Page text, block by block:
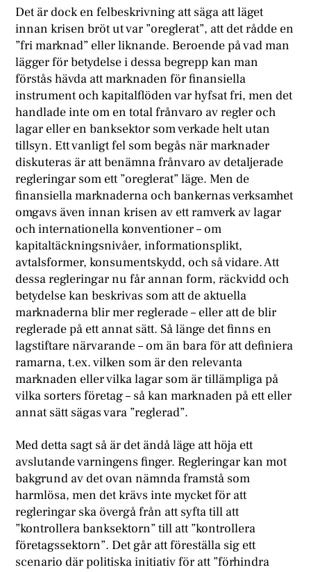
Det är dock en felbeskrivning att säga att läget
innan krisen bröt ut var ”oreglerat”, att det rådde en
”fri marknad” eller liknande. Beroende på vad man
lägger för betydelse i dessa begrepp kan man
förstås hävda att marknaden för finansiella
instrument och kapitalflöden var hyfsat fri, men det
handlade inte om en total frånvaro av regler och
lagar eller en banksektor som verkade helt utan
tillsyn. Ett vanligt fel som begås när marknader
diskuteras är att benämna frånvaro av detaljerade
regleringar som ett ”oreglerat” läge. Men de
finansiella marknaderna och bankernas verksamhet
omgavs även innan krisen av ett ramverk av lagar
och internationella konventioner – om
kapitaltäckningsnivåer, informationsplikt,
avtalsformer, konsumentskydd, och så vidare. Att
dessa regleringar nu får annan form, räckvidd och
betydelse kan beskrivas som att de aktuella
marknaderna blir mer reglerade – eller att de blir
reglerade på ett annat sätt. Så länge det finns en
lagstiftare närvarande – om än bara för att definiera
ramarna, t.ex. vilken som är den relevanta
marknaden eller vilka lagar som är tillämpliga på
vilka sorters företag – så kan marknaden på ett eller
annat sätt sägas vara ”reglerad”.
Med detta sagt så är det ändå läge att höja ett
avslutande varningens finger. Regleringar kan mot
bakgrund av det ovan nämnda framstå som
harmlösa, men det krävs inte mycket för att
regleringar ska övergå från att syfta till att
”kontrollera banksektorn” till att ”kontrollera
företagssektorn”. Det går att föreställa sig ett
scenario där politiska initiativ för att ”förhindra